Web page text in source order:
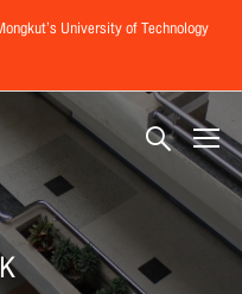
University of Technology